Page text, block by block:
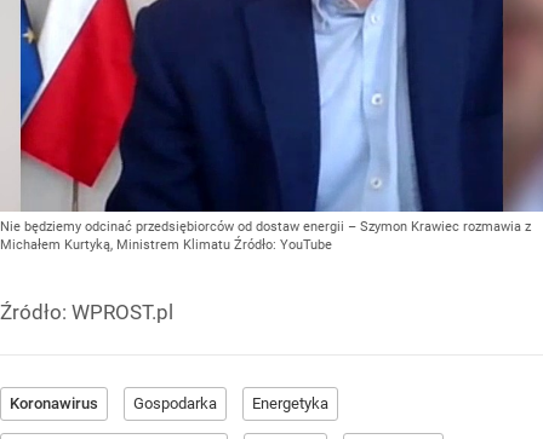
Nie będziemy odcinać przedsiębiorców od dostaw energii – Szymon Krawiec rozmawia z
Michałem Kurtyką, Ministrem Klimatu Źródło: YouTube
Źródło: WPROST.pl
Koronawirus Gospodarka Energetyka